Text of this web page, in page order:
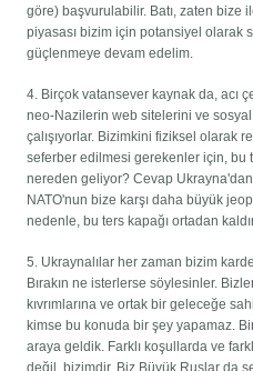
göre) başvurulabilir. Batı, zaten bize
piyasası bizim için potansiyel olarak
güçlenmeye devam edelim.
4. Birçok vatansever kaynak da, acı
neo-Nazilerin web sitelerini ve
çalışıyorlar. Bizimkini fiziksel olarak
seferber edilmesi gerekenler için, bu
nereden geliyor? Cevap
NATO'nun bize karşı daha büyük
nedenle, bu ters kapağı ortadan
5. Ukraynalılar her zaman bizim
Bırakın ne isterlerse söylesinler.
kıvrımlarına ve ortak bir geleceğe
kimse bu konuda bir şey yapamaz.
araya geldik. Farklı koşullarda ve
değil, bizimdir. Biz Büyük Ruslar da